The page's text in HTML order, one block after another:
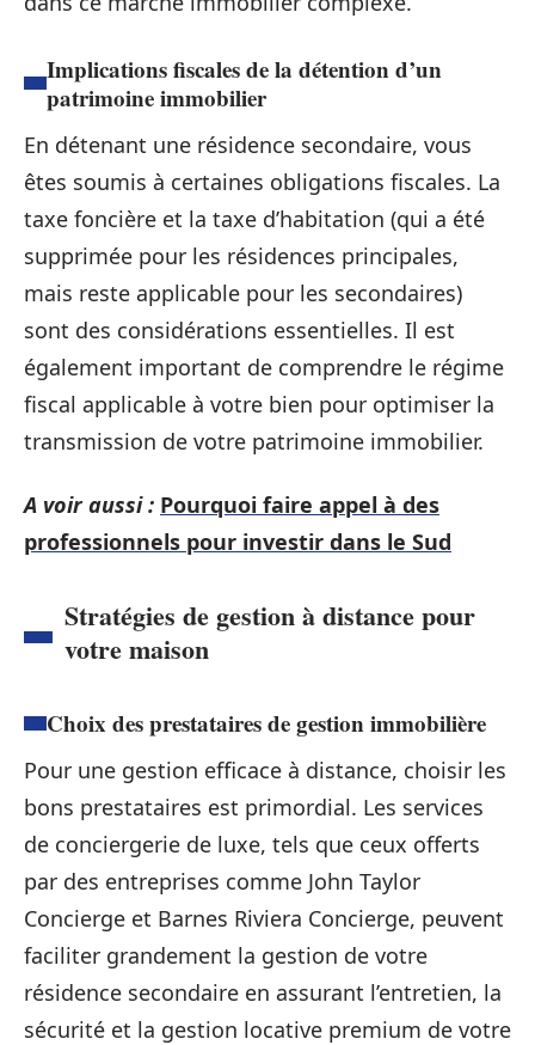
Implications fiscales de la détention d’un
patrimoine immobilier
En détenant une résidence secondaire, vous
êtes soumis à certaines obligations fiscales. La
taxe foncière et la taxe d’habitation (qui a été
supprimée pour les résidences principales,
mais reste applicable pour les secondaires)
sont des considérations essentielles. Il est
également important de comprendre le régime
fiscal applicable à votre bien pour optimiser la
transmission de votre patrimoine immobilier.
A voir aussi : Pourquoi faire appel à des
professionnels pour investir dans le Sud
Stratégies de gestion à distance pour
votre maison
Choix des prestataires de gestion immobilière
Pour une gestion efficace à distance, choisir les
bons prestataires est primordial. Les services
de conciergerie de luxe, tels que ceux offerts
par des entreprises comme John Taylor
Concierge et Barnes Riviera Concierge, peuvent
faciliter grandement la gestion de votre
résidence secondaire en assurant l’entretien, la
sécurité et la gestion locative premium de votre